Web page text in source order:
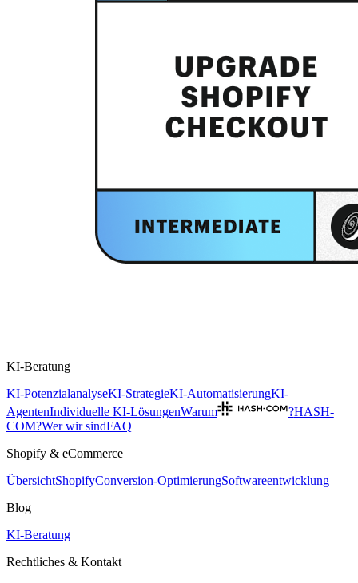
KI-Beratung
KI-PotenzialanalyseKI-StrategieKI-AutomatisierungKI-
AgentenIndividuelle KI-LösungenWarum ?HASH-
COM?Wer wir sindFAQ
Shopify & eCommerce
ÜbersichtShopifyConversion-OptimierungSoftwareentwicklung
Blog
KI-Beratung
Rechtliches & Kontakt